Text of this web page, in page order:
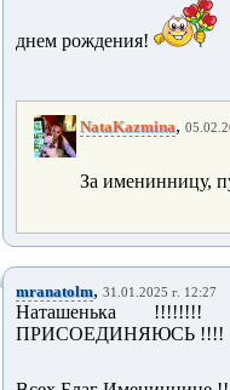
днем рождения!
NataKazmina,
За именинницу,
mranatolm, 31.01.2025 г. 12:27
Наташенька !!!!!!!!
ПРИСОЕДИНЯЮСЬ !!!!